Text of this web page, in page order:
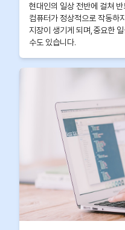
현대인의 일상 전반에 걸쳐
컴퓨터가 정상적으로 작동하
지장이 생기게 되며,중요한
수도 있습니다.